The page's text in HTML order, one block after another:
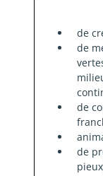
de
de
de
de